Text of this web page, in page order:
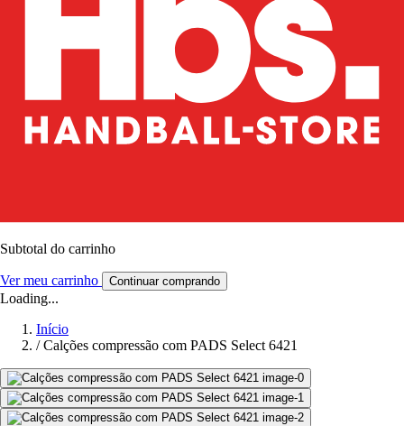
Subtotal do carrinho
Ver meu carrinho Continuar comprando
Loading...
Início
/ Calções compressão com PADS Select 6421